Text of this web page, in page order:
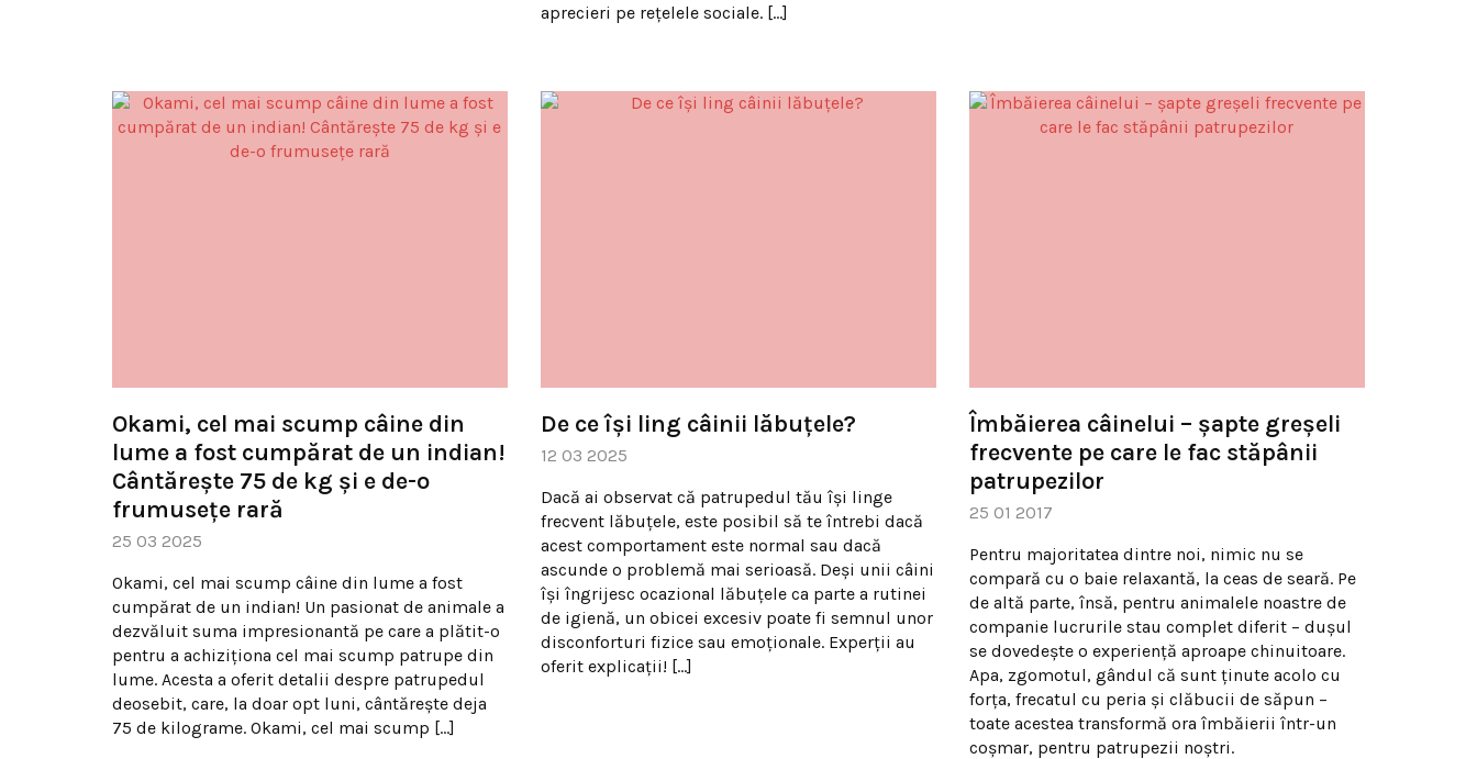
aprecieri pe rețelele sociale. […]
Okami, cel mai scump câine din
lume a fost cumpărat de un indian!
Cântărește 75 de kg și e de-o
frumusețe rară
25 03 2025
Okami, cel mai scump câine din lume a fost
cumpărat de un indian! Un pasionat de animale a
dezvăluit suma impresionantă pe care a plătit-o
pentru a achiziționa cel mai scump patrupe din
lume. Acesta a oferit detalii despre patrupedul
deosebit, care, la doar opt luni, cântărește deja
75 de kilograme. Okami, cel mai scump […]
De ce își ling câinii lăbuțele?
12 03 2025
Dacă ai observat că patrupedul tău își linge
frecvent lăbuțele, este posibil să te întrebi dacă
acest comportament este normal sau dacă
ascunde o problemă mai serioasă. Deși unii câini
își îngrijesc ocazional lăbuțele ca parte a rutinei
de igienă, un obicei excesiv poate fi semnul unor
disconforturi fizice sau emoționale. Experții au
oferit explicații! […]
Îmbăierea câinelui – şapte greşeli
frecvente pe care le fac stăpânii
patrupezilor
25 01 2017
Pentru majoritatea dintre noi, nimic nu se
compară cu o baie relaxantă, la ceas de seară. Pe
de altă parte, însă, pentru animalele noastre de
companie lucrurile stau complet diferit – duşul
se dovedeşte o experienţă aproape chinuitoare.
Apa, zgomotul, gândul că sunt ţinute acolo cu
forţa, frecatul cu peria şi clăbucii de săpun –
toate acestea transformă ora îmbăierii într-un
coşmar, pentru patrupezii noştri.